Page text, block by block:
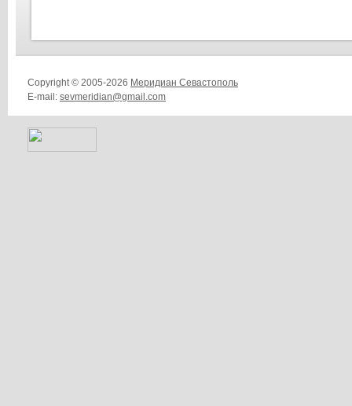
Copyright © 2005-2026 Меридиан Севастополь
E-mail: sevmeridian@gmail.com